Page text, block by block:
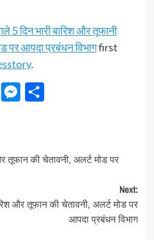
5 दिन भारी बारिश और तूफानी
पर आपदा प्रबंधन विभागfirst
.
Messenger
Share
तूफान की चेतावनी, अलर्ट मोड पर
Next:
और तूफान की चेतावनी, अलर्ट मोड पर
आपदा प्रबंधन विभाग